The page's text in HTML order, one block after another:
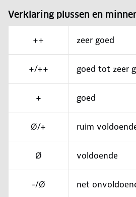
Verklaring plussen en
++ zeer goed
+/++ goed tot zeer
+ goed
Ø/+ ruim
Ø voldoende
-/Ø net